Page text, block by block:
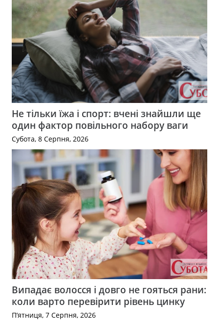
Не тільки їжа і спорт: вчені знайшли ще
один фактор повільного набору ваги
Субота, 8 Серпня, 2026
Випадає волосся і довго не гояться рани:
коли варто перевірити рівень цинку
П’ятниця, 7 Серпня, 2026